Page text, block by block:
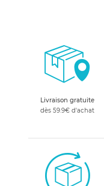
Livraison gratuite
dès 59.9€ d'achat